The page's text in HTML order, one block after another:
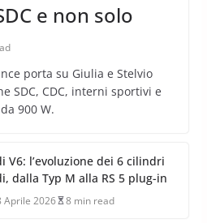
e non solo
porta su Giulia e Stelvio
SDC, CDC, interni sportivi e
900 W.
V6: l’evoluzione dei 6 cilindri
dalla Typ M alla RS 5 plug-in
Aprile 2026 8 min read